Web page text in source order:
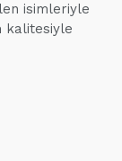
isimleriyle
kalitesiyle